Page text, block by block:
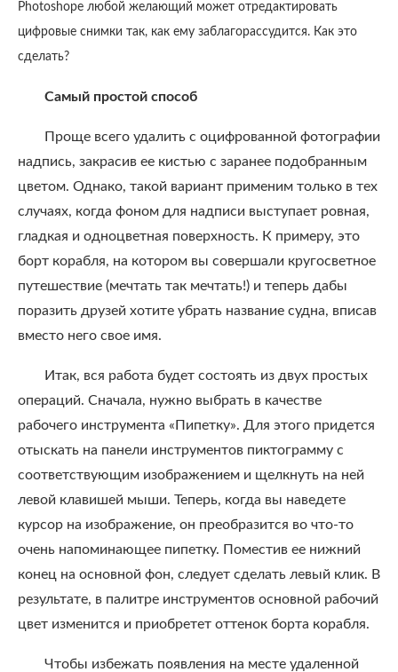
Photoshope любой желающий может отредактировать
цифровые снимки так, как ему заблагорассудится. Как это
сделать?
Самый простой способ
Проще всего удалить с оцифрованной фотографии
надпись, закрасив ее кистью с заранее подобранным
цветом. Однако, такой вариант применим только в тех
случаях, когда фоном для надписи выступает ровная,
гладкая и одноцветная поверхность. К примеру, это
борт корабля, на котором вы совершали кругосветное
путешествие (мечтать так мечтать!) и теперь дабы
поразить друзей хотите убрать название судна, вписав
вместо него свое имя.
Итак, вся работа будет состоять из двух простых
операций. Сначала, нужно выбрать в качестве
рабочего инструмента «Пипетку». Для этого придется
отыскать на панели инструментов пиктограмму с
соответствующим изображением и щелкнуть на ней
левой клавишей мыши. Теперь, когда вы наведете
курсор на изображение, он преобразится во что-то
очень напоминающее пипетку. Поместив ее нижний
конец на основной фон, следует сделать левый клик. В
результате, в палитре инструментов основной рабочий
цвет изменится и приобретет оттенок борта корабля.
Чтобы избежать появления на месте удаленной